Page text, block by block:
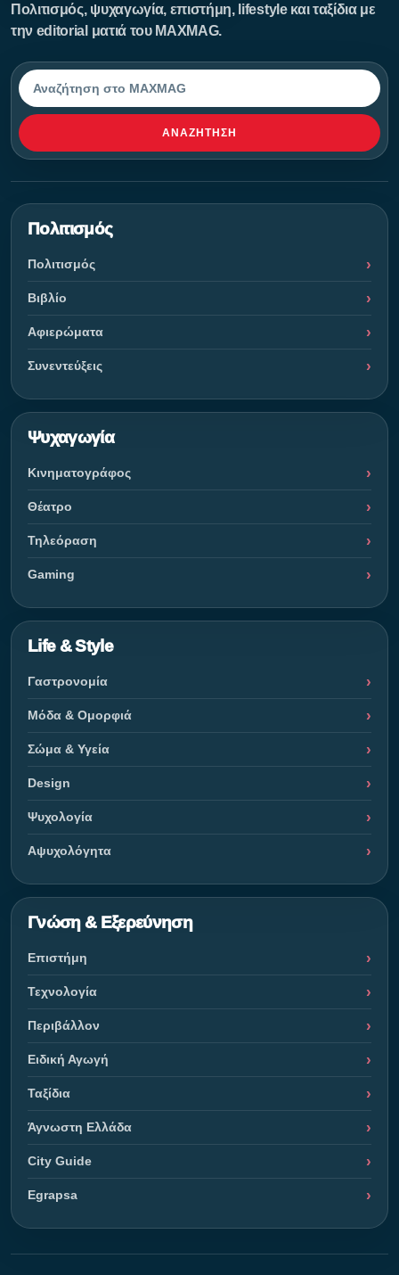
Πολιτισμός, ψυχαγωγία, επιστήμη, lifestyle και ταξίδια με
την editorial ματιά του MAXMAG.
Αναζήτηση
ΑΝΑΖΉΤΗΣΗ
Πολιτισμός
Πολιτισμός
Βιβλίο
Αφιερώματα
Συνεντεύξεις
Ψυχαγωγία
Κινηματογράφος
Θέατρο
Τηλεόραση
Gaming
Life & Style
Γαστρονομία
Μόδα & Ομορφιά
Σώμα & Υγεία
Design
Ψυχολογία
Αψυχολόγητα
Γνώση & Εξερεύνηση
Επιστήμη
Τεχνολογία
Περιβάλλον
Ειδική Αγωγή
Ταξίδια
Άγνωστη Ελλάδα
City Guide
Egrapsa